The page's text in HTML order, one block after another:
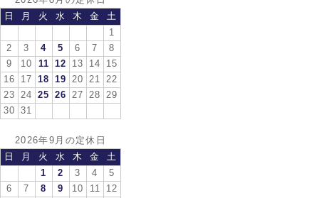
日
月 火 水 木 金
土
1
2
3 4 5 6 7
8
9
10 11 12 13 14
15
16
17 18 19 20 21
22
23
24 25 26 27 28
29
30
31
2026年9月の定休日
日
月 火 水 木 金
土
1
2 3 4
5
6
7 8 9 10 11
12